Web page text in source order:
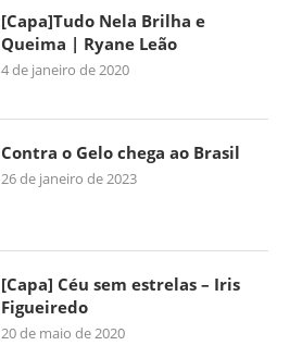
[Capa]Tudo Nela Brilha e
Queima | Ryane Leão
4 de janeiro de 2020
Contra o Gelo chega ao Brasil
26 de janeiro de 2023
[Capa] Céu sem estrelas – Iris
Figueiredo
20 de maio de 2020